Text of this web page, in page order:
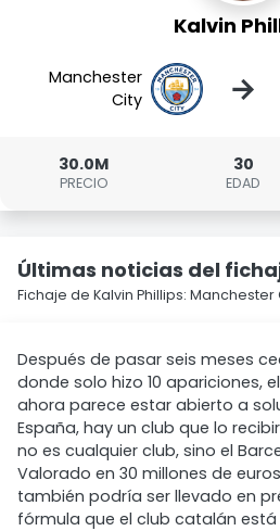
Kalvin
Manchester
City
→
30.0M
PRECIO
30
EDAD
Últimas noticias del
Fichaje de Kalvin Phillips: Manchester
Después de pasar seis meses
donde solo hizo 10 apariciones,
ahora parece estar abierto a
España, hay un club que lo
no es cualquier club, sino el
Valorado en 30 millones de
también podría ser llevado en
fórmula que el club catalán